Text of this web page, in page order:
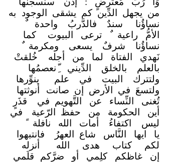
من يجهل الدِّين كم يشقى الوجود
به
نساؤُنا سندٌ فالدَّربُ واحدة
الأمُّ راعية ٌ ترعى البيوت
كما
نساؤُنا شرفٌ يسعى ومكرمة
نَهدي الفتاة لما من أجله
خُلقتْ
بالعلم بالخلق الدِّيني
ولتترك البيت في علم
ينوِّرها
ولتسعَ في الأرض إن صانت
أنوثتها
تُغنى النِّساء عن التَّهويم في
قذَرٍ
أين الحكومة من حفظ الرّعية
في
ليس اكتفاءُ أمات الله نافلة
يا ايها النَّاس شاع العهرُ
فانتبهوا
لكم كتاب هدى الله
أنزله
إن غاظكم كلِمي أو ضرَّكم
قلَمي